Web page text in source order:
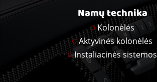
Namų technika
Kolonėlės
Aktyvinės kolonėlės
Instaliacinės sistemos